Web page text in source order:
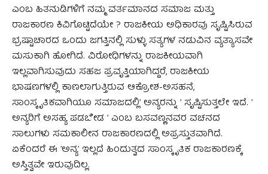
ಎಂಬ ಹಿತನುಡಿಗಳಿಗೆ ನಮ್ಮ ವರ್ತಮಾನದ ಸಮಾಜ ಮತ್ತು
ರಾಜಕಾರಣ ಕಿವಿಗೊಟ್ಟಿದೆಯೇ ? ರಾಜಕೀಯ ಅಧಿಕಾರವು ಸೃಷ್ಟಿಸಿರುವ
ಭ್ರಷ್ಟಾಚಾರದ ಒಂದು ಜಗತ್ತಿನಲ್ಲಿ ಸುಳ್ಳು ಸತ್ಯಗಳ ನಡುವಿನ ವ್ಯತ್ಯಾಸವೇ
ಮಸುಕಾಗಿ ಹೋಗಿದೆ. ವಿರೋಧಿಗಳನ್ನು ರಾಜಕೀಯವಾಗಿ
ಇಲ್ಲವಾಗಿಸುವುದು ಸಹಜ ಪ್ರವೃತ್ತಿಯಾಗಿದ್ದರೆ, ರಾಜಕೀಯ
ಭಾಷಣಗಳಲ್ಲಿ ಕಾಣಲಾಗುತ್ತಿರುವ ಆಕ್ರೋಶ-ಅಸಹನೆ,
ಸಾಂಸ್ಕೃತಿಕವಾಗಿಯೂ ಸಮಾಜದಲ್ಲಿʼ ಅನ್ಯರನ್ನು ʼ ಸೃಷ್ಟಿಸುತ್ತಲೇ ಇದೆ. ʼ
ಅನ್ಯರಿಗೆ ಅಸಹ್ಯ ಪಡಬೇಡ ʼ ಎಂಬ ಬಸವಣ್ಣನವರ ವಚನದ
ಸಾಲುಗಳು ಸಮಕಾಲೀನ ರಾಜಕಾರಣದಲ್ಲಿ ಅಪ್ರಸ್ತುತವಾಗಿದೆ.
ಏಕೆಂದರೆ ಈ ʼಅನ್ಯʼ ಇಲ್ಲದೆ ಹಿಂದುತ್ವದ ಸಾಂಸ್ಕೃತಿಕ ರಾಜಕಾರಣಕ್ಕೆ
ಅಸ್ತಿತ್ವವೇ ಇರುವುದಿಲ್ಲ.